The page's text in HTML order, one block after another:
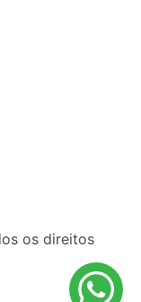
os direitos